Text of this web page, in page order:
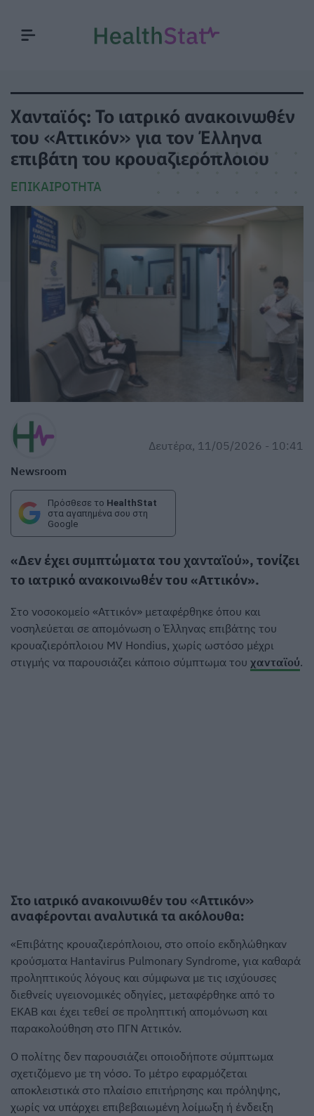
Χανταϊός: Το ιατρικό ανακοινωθέν
του «Αττικόν» για τον Έλληνα
επιβάτη του κρουαζιερόπλοιου
ΕΠΙΚΑΙΡΌΤΗΤΑ
Newsroom
Δευτέρα, 11/05/2026 - 10:41
Πρόσθεσε το HealthStat
στα αγαπημένα σου στη
Google
«Δεν έχει συμπτώματα του χανταϊού», τονίζει
το ιατρικό ανακοινωθέν του «Αττικόν».
Στο νοσοκομείο «Αττικόν» μεταφέρθηκε όπου και
νοσηλεύεται σε απομόνωση ο Έλληνας επιβάτης του
κρουαζιερόπλοιου MV Hondius, χωρίς ωστόσο μέχρι
στιγμής να παρουσιάζει κάποιο σύμπτωμα του χανταϊού.
Στο ιατρικό ανακοινωθέν του «Αττικόν»
αναφέρονται αναλυτικά τα ακόλουθα:
«Επιβάτης κρουαζιερόπλοιου, στο οποίο εκδηλώθηκαν
κρούσματα Hantavirus Pulmonary Syndrome, για καθαρά
προληπτικούς λόγους και σύμφωνα με τις ισχύουσες
διεθνείς υγειονομικές οδηγίες, μεταφέρθηκε από το
ΕΚΑΒ και έχει τεθεί σε προληπτική απομόνωση και
παρακολούθηση στο ΠΓΝ Αττικόν.
Ο πολίτης δεν παρουσιάζει οποιοδήποτε σύμπτωμα
σχετιζόμενο με τη νόσο. Το μέτρο εφαρμόζεται
αποκλειστικά στο πλαίσιο επιτήρησης και πρόληψης,
χωρίς να υπάρχει επιβεβαιωμένη λοίμωξη ή ένδειξη